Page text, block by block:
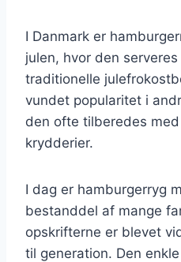
I Danmark er
julen, hvor den
traditionelle
vundet popularitet i
den ofte tilberedes
krydderier.
I dag er hamburgerryg
bestanddel af mange
opskrifterne er blevet
til generation. Den